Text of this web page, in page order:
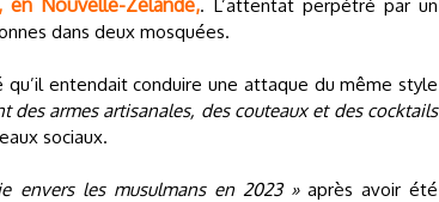
en Nouvelle-Zélande,. L’attentat perpétré par un
dans deux mosquées.
entendait conduire une attaque du même style
des armes artisanales, des couteaux et des cocktails
sociaux.
envers les musulmans en 2023 »après avoir été